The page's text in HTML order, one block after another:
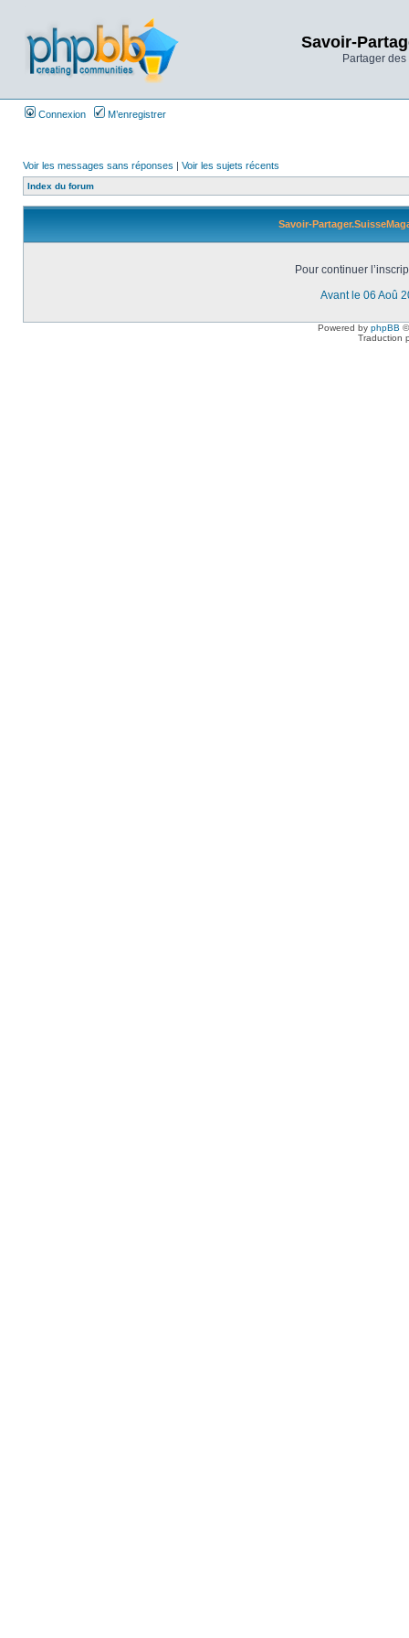
Savoir-
Partager
Connexion M’enregistrer
Voir les messages sans réponses | Voir les sujets récents
Index du forum
Savoir-
Pour continuer
Avant le 06 Aoû
Powered by phpBB
Traduction